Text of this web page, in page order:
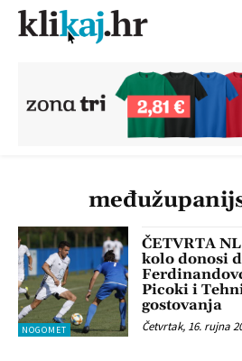
NOGOMET
ČETVRTA
kolo donosi
Picoki i
gostovanja
Četvrtak, 16. rujna